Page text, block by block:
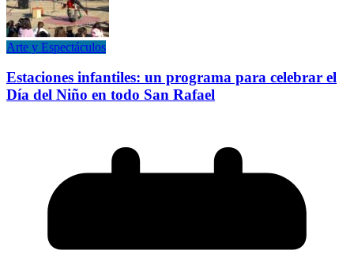
Arte y Espectáculos
Estaciones infantiles: un programa para celebrar el
Día del Niño en todo San Rafael